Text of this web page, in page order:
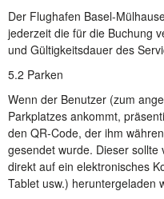
Der Flughafen Basel-
jederzeit die für die Buchung
und Gültigkeitsdauer des
5.2 Parken
Wenn der Benutzer (zum
Parkplatzes ankommt,
den QR-Code, der ihm
gesendet wurde. Dieser
direkt auf ein elektronisches
Tablet usw.) heruntergeladen